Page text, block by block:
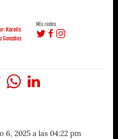
Karelis
González
Mis redes
6, 2025 a las 04:22 pm